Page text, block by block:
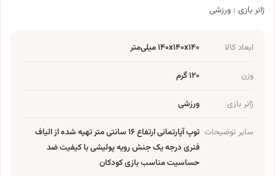
ژانر بازی : ورزشی
ابعاد کالا ۱۴۰x۱۴۰x۱۴۰ میلی‌متر
وزن ۱۲۰ گرم
ژانر بازی ورزشی
سایر توضیحات
توپ آپارتمانی ارتفاع ۱۶ سانتی متر تهیه شده از الیاف
فنری درجه یک جنش رویه پولیشی با کیفیت ضد
حساسیت مناسب بازی کودکان